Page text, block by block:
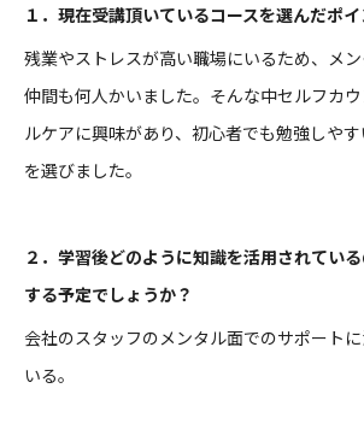
１．現在受講頂いているコースを選んだポ
残業やストレスが高い職場にいるため、メ
仲間も何人かいました。そんな中セルフカ
ルケアに興味があり、初心者でも勉強しや
を選びました。
２．学習後どのように知識を活用されてい
する予定でしょうか？
会社のスタッフのメンタル面でのサポート
いる。